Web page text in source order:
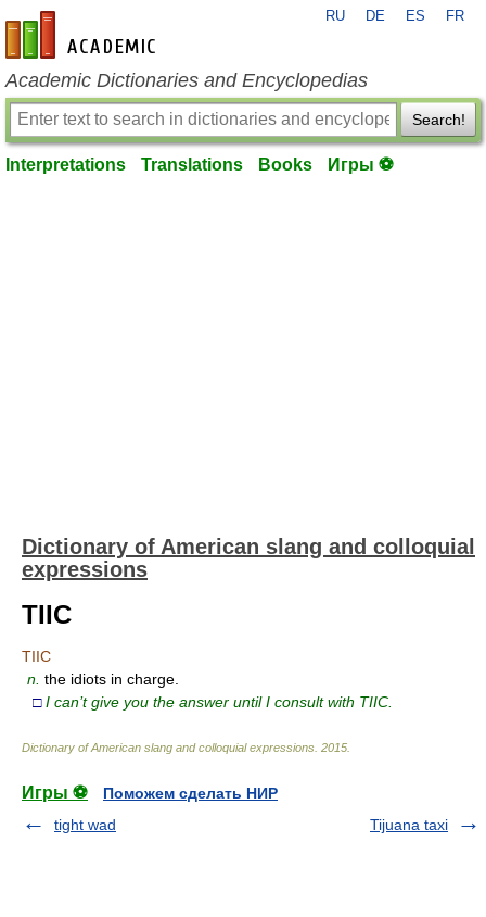
en-academic.com
RU DE ES FR
Academic Dictionaries and Encyclopedias
Search!
Interpretations Translations Books Игры ⚽
Dictionary of American slang and colloquial
expressions
TIIC
TIIC
n. the idiots in charge.
□ I can’t give you the answer until I consult with TIIC.
Dictionary of American slang and colloquial expressions 2015
Игры ⚽
Поможем сделать НИР
tight wad
Tijuana taxi